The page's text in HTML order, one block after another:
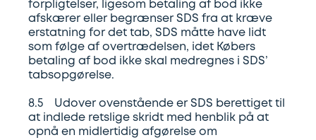
forpligtelser, ligesom betaling af bod ikke
afskærer eller begrænser SDS fra at kræve
erstatning for det tab, SDS måtte have lidt
som følge af overtrædelsen, idet Købers
betaling af bod ikke skal medregnes i SDS’
tabsopgørelse.
8.5 Udover ovenstående er SDS berettiget til
at indlede retslige skridt med henblik på at
opnå en midlertidig afgørelse om